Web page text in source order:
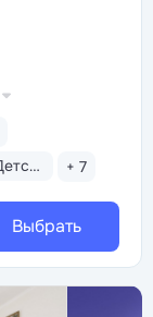
Детская анимация + 7
Выбрать